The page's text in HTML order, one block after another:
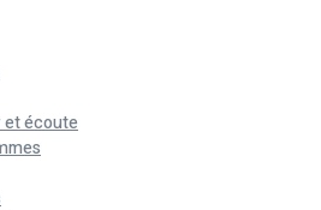
et écoute